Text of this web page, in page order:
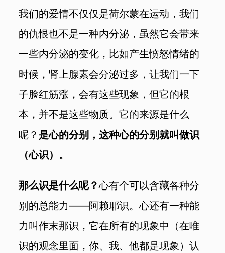
我们的爱情不仅仅是荷尔蒙在运动，我们
的仇恨也不是一种内分泌，虽然它会带来
一些内分泌的变化，比如产生愤怒情绪的
时候，肾上腺素会分泌过多，让我们一下
子脸红筋涨，会有这些现象，但它的根
本，并不是这些物质。它的来源是什么
呢？ 是心的分别，这种心的分别就叫做识
（心识）。
那么识是什么呢？心有个可以含藏各种分
别的总能力——阿赖耶识。心还有一种能
力叫作末那识，它在所有的现象中（在唯
识的观念里面，你、我、他都是现象）认